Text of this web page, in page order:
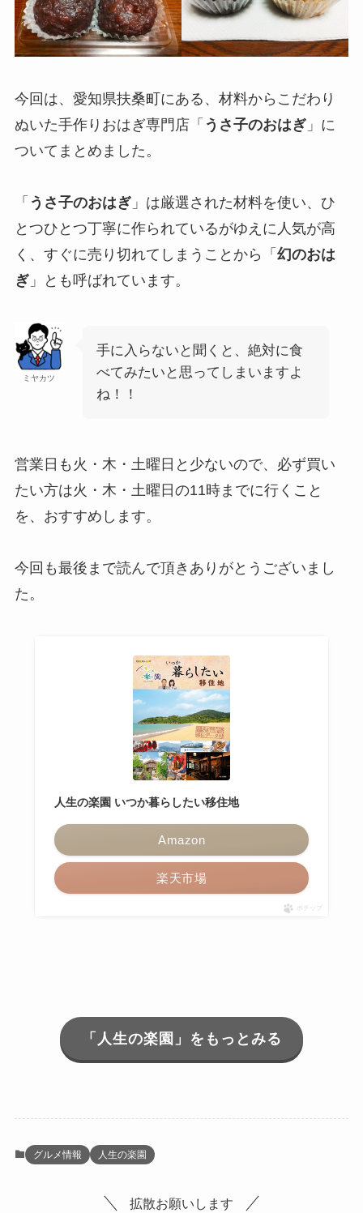
今回は、愛知県扶桑町にある、材料からこだわり
ぬいた手作りおはぎ専門店「 うさ子のおはぎ」に
ついてまとめました。
「 うさ子のおはぎ」は厳選された材料を使い、ひ
とつひとつ丁寧に作られているがゆえに人気が高
く、すぐに売り切れてしまうことから「 幻のおは
ぎ」とも呼ばれています。
ミヤカツ
手に入らないと聞くと、絶対に食
べてみたいと思ってしまいますよ
ね！！
営業日も火・木・土曜日と少ないので、必ず買い
たい方は火・木・土曜日の11時までに行くこと
を、おすすめします。
今回も最後まで読んで頂きありがとうございまし
た。
人生の楽園 いつか暮らしたい移住地
Amazon
楽天市場
ポチップ
「人生の楽園」をもっとみる
グルメ情報 人生の楽園
拡散お願いします